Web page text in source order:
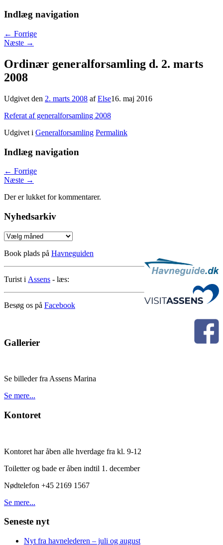
Indlæg navigation
← Forrige
Næste →
Ordinær generalforsamling d. 2. marts
2008
Udgivet den 2. marts 2008 afElse16. maj 2016
Referat af generalforsamling 2008
Udgivet i Generalforsamling Permalink
Indlæg navigation
← Forrige
Næste →
Der er lukket for kommentarer.
Nyhedsarkiv
Nyhedsarkiv
Book plads på Havneguiden
Turist i Assens - læs:
Besøg os på Facebook
Gallerier
Se billeder fra Assens Marina
Se mere...
Kontoret
Kontoret har åben alle hverdage fra kl. 9-12
Toiletter og bade er åben indtil 1. december
Nødtelefon +45 2169 1567
Se mere...
Seneste nyt
Nyt fra havnelederen – juli og august